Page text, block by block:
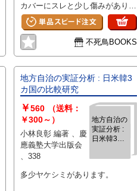
カバーにスレと少し傷みがありま
す。
不死鳥BOOKS
地方自治の実証分析 : 日米韓3
カ国の比較研究
地方自治の
実証分析 :
日米韓3カ
究
￥560
（送料：
￥300～）
小林良彰 編著 、慶
應義塾大学出版会
、338
多少ヤケシミがあります。